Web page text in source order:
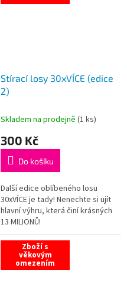
Stírací losy 30xVÍCE (edice
2)
Skladem na prodejně (1 ks)
300 Kč
Do košíku
Další edice oblíbeného losu
30xVÍCE je tady! Nenechte si ujít
hlavní výhru, která činí krásných
13 MILIONŮ!
Zboží s
věkovým
omezením